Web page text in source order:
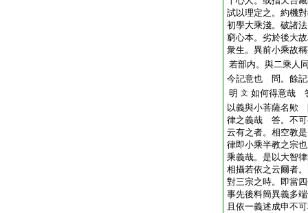
試以理定之。約機
初學大乘淺。破諸
窮心本。劣於後大
衆生。異前小乘故
若部内。與二乘人
今記意也 問。餘記
明 文 如何得意哉
以義與小菩薩名歟
律之義哉 答。不
云有之者。相空教
律即小乘半教之宗
乘義哉。是以大智
相攝若依之云爾者
對三宗之時。即當
事先後料簡異義多
且依一義述成申不